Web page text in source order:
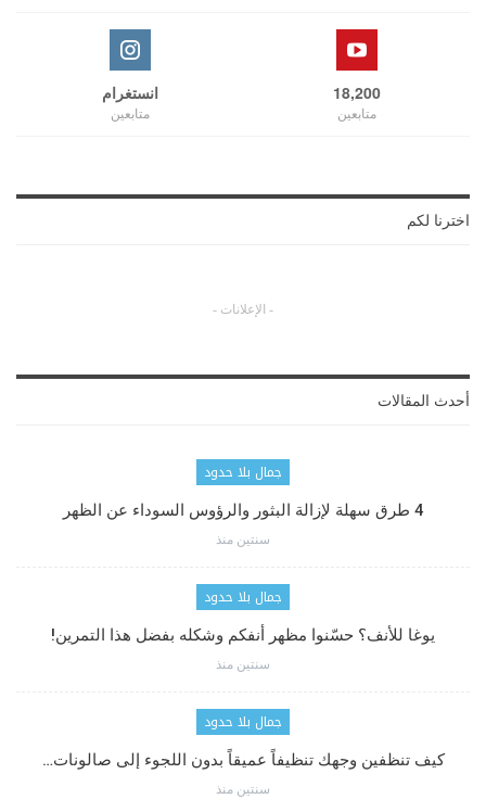
18,200
متابعين
انستغرام
متابعين
اخترنا لكم
- الإعلانات -
أحدث المقالات
جمال بلا حدود
4 طرق سهلة لإزالة البثور والرؤوس السوداء عن الظهر
سنتين منذ
جمال بلا حدود
يوغا للأنف؟ حسّنوا مظهر أنفكم وشكله بفضل هذا التمرين!
سنتين منذ
جمال بلا حدود
كيف تنظفين وجهك تنظيفاً عميقاً بدون اللجوء إلى صالونات…
سنتين منذ